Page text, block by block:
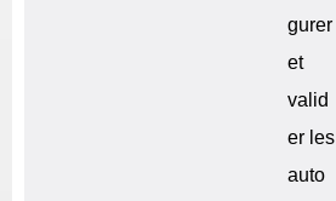
gurer
et
valid
er les
auto